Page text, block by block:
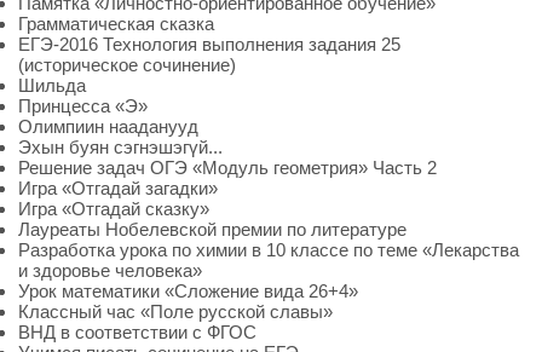
Грамматическая сказка
ЕГЭ-2016 Технология выполнения задания 25
(историческое сочинение)
Шильда
Принцесса «Э»
Олимпиин нааданууд
Эхын буян сэгнэшэгүй...
Решение задач ОГЭ «Модуль геометрия» Часть 2
Игра «Отгадай загадки»
Игра «Отгадай сказку»
Лауреаты Нобелевской премии по литературе
Разработка урока по химии в 10 классе по теме «Лекарства
и здоровье человека»
Урок математики «Сложение вида 26+4»
Классный час «Поле русской славы»
ВНД в соответствии с ФГОС